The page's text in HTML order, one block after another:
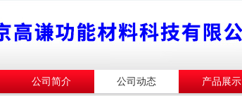
公司简介 公司动态 产品展示